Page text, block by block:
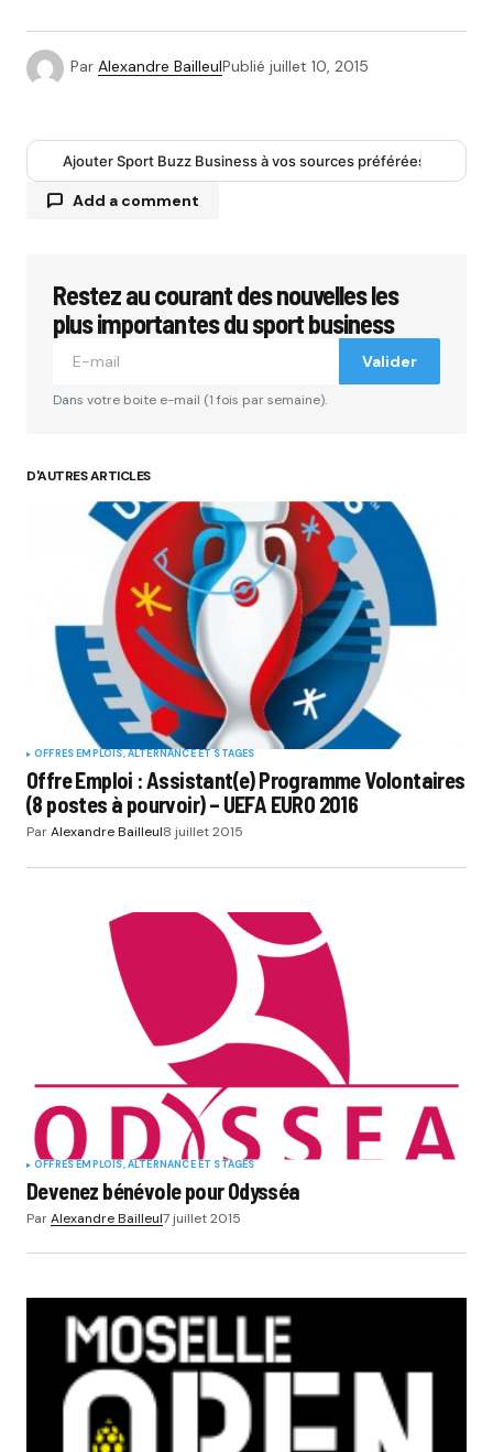
Par Alexandre BailleulPublié juillet 10, 2015
Ajouter Sport Buzz Business à vos sources préférées
Add a comment
Votre adresse e-mail ne sera pas publiée.Les
champs obligatoires sont indiqués avec*
Your Name*
Your E-mail *
Submit Comment
Restez au courant des nouvelles les
plus importantes du sport business
Valider
Dans votre boite e-mail (1 fois par semaine).
D'AUTRES ARTICLES
OFFRES EMPLOIS, ALTERNANCE ET STAGES
Offre Emploi : Assistant(e) Programme Volontaires
(8 postes à pourvoir) – UEFA EURO 2016
ParAlexandre Bailleul8 juillet 2015
OFFRES EMPLOIS, ALTERNANCE ET STAGES
Devenez bénévole pour Odysséa
ParAlexandre Bailleul7 juillet 2015